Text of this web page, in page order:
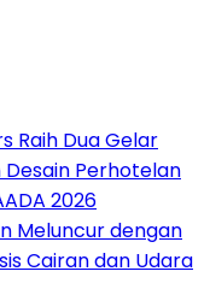
Raih Dua Gelar
Perhotelan
2026
Meluncur dengan
Cairan dan Udara